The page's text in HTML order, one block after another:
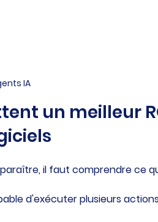
IA
un meilleur
il faut comprendre ce
d'exécuter plusieurs